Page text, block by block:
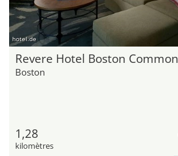
hotel.de
Revere Hotel Boston Common
Boston
1,28
kilomètres